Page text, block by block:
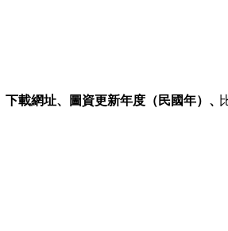
下載網址、 圖資更新年度（民國年）、